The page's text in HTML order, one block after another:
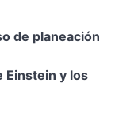
de planeación
Einstein y los